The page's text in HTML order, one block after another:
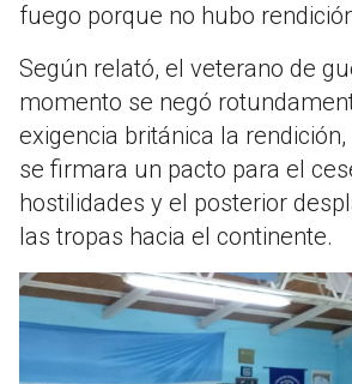
fuego porque no hubo
Según relató, el veterano de
momento se negó
exigencia británica la
se firmara un pacto para el
hostilidades y el posterior
las tropas hacia el continente.